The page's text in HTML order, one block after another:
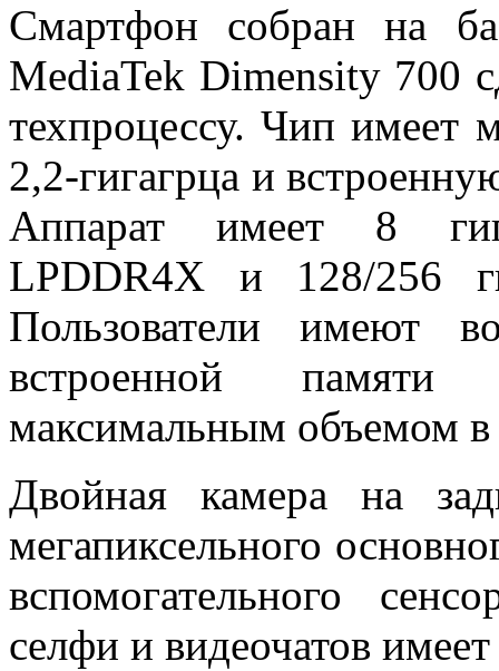
Смартфон собран на
MediaTek Dimensity 700
техпроцессу. Чип имеет
2,2-гигагрца и
Аппарат имеет 8
LPDDR4X и 128/256
Пользователи имеют
встроенной
максимальным объемом в
Двойная камера на
мегапиксельного
вспомогательного
селфи и видеочатов